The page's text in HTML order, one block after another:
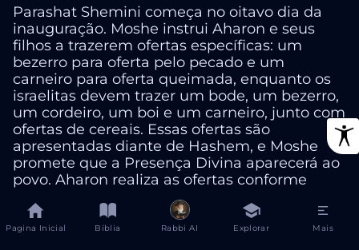
Parashat Shemini começa no oitavo dia da
inauguração. Moshe instrui Aharon e seus
filhos a trazerem ofertas específicas: um
bezerro para oferta pelo pecado e um
carneiro para oferta queimada, enquanto os
israelitas devem trazer um bode, um bezerro,
um cordeiro, um boi e um carneiro, junto com
ofertas de cereais. Essas ofertas são
apresentadas diante de Hashem, e Moshe
promete que a Presença Divina aparecerá ao
povo. Aharon realiza as ofertas conforme
ordenado e abençoa o povo. Em seguida,
Moshe e Aharon entram na Tenda do
Encontro e, ao saírem, abençoam novamente
Pagina Inicial Bíblia Rabbi AI Explorar Mais